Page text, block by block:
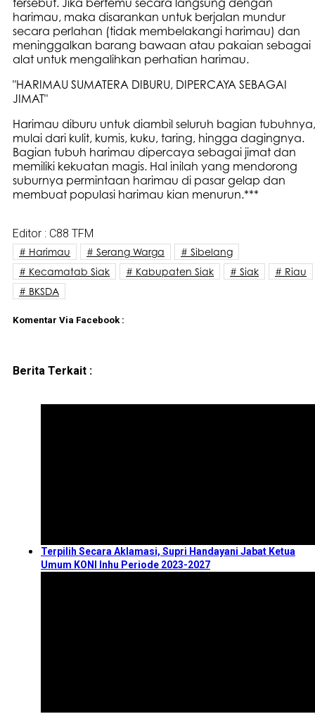
tersebut. Jika bertemu secara langsung dengan
harimau, maka disarankan untuk berjalan mundur
secara perlahan (tidak membelakangi harimau) dan
meninggalkan barang bawaan atau pakaian sebagai
alat untuk mengalihkan perhatian harimau.
"HARIMAU SUMATERA DIBURU, DIPERCAYA SEBAGAI
JIMAT"
Harimau diburu untuk diambil seluruh bagian tubuhnya,
mulai dari kulit, kumis, kuku, taring, hingga dagingnya.
Bagian tubuh harimau dipercaya sebagai jimat dan
memiliki kekuatan magis. Hal inilah yang mendorong
suburnya permintaan harimau di pasar gelap dan
membuat populasi harimau kian menurun.***
Editor : C88 TFM
# Harimau # Serang Warga
# Sibelang
# Kecamatab Siak
# Kabupaten Siak # Siak
# Riau
# BKSDA
Komentar Via Facebook :
Berita Terkait :
Terpilih Secara Aklamasi, Supri Handayani Jabat Ketua
Umum KONI Inhu Periode 2023-2027